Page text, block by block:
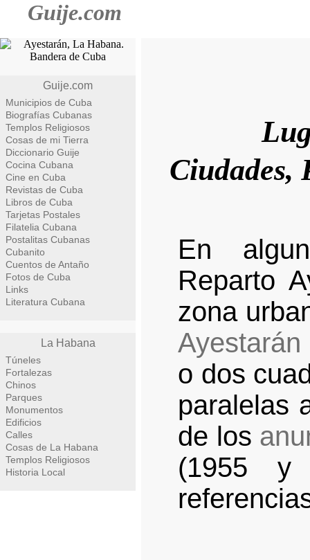
Guije.com
Guije.com
Municipios de Cuba
Biografías Cubanas
Templos Religiosos
Cosas de mi Tierra
Diccionario Guije
Cocina Cubana
Cine en Cuba
Revistas de Cuba
Libros de Cuba
Tarjetas Postales
Filatelia Cubana
Postalitas Cubanas
Cubanito
Cuentos de Antaño
Fotos de Cuba
Links
Literatura Cubana
La Habana
Túneles
Fortalezas
Chinos
Parques
Monumentos
Edificios
Calles
Cosas de La Habana
Templos Religiosos
Historia Local
Ciudades,
En
Reparto
zona
Ayestarán
o dos
paralelas
de los
(1955 y